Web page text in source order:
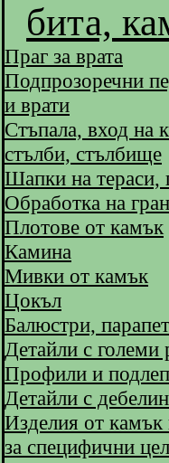
бита,
Праг за врата
Подпрозоречни
и врати
Стъпала, вход на
стълби, стълбище
Шапки на тераси,
Обработка на
Плотове от камък
Камина
Мивки от камък
Цокъл
Балюстри, парапет
Детайли с големи
Профили и
Детайли с
Изделия от камък
за специфични